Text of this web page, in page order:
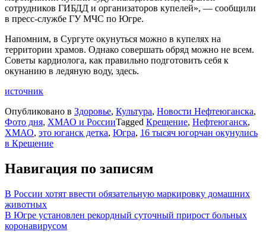
сотрудников ГИБДД и организаторов купелей», — сообщили
в пресс-службе ГУ МЧС по Югре.
Напомним, в Сургуте окунуться можно в купелях на
территории храмов. Однако совершать обряд можно не всем.
Советы кардиолога, как правильно подготовить себя к
окунанию в ледяную воду, здесь.
источник
Опубликовано в Здоровье, Культура, Новости Нефтеюганска,
Фото дня, ХМАО и РоссииTagged Крещение, Нефтеюганск,
ХМАО, это юганск детка, Югра, ​16 тысяч югорчан окунулись
в Крещение
Навигация по записям
В России хотят ввести обязательную маркировку домашних
животных
В Югре установлен рекордный суточный прирост больных
коронавирусом